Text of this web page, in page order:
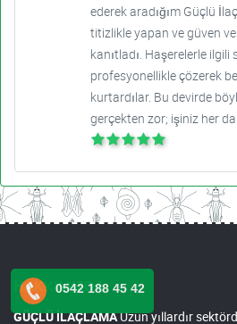
ederek aradığım Güçlü
titizlikle yapan ve güven
kanıtladı. Haşerelerle
profesyonellikle çözerek
kurtardılar. Bu devirde
gerçekten zor; işiniz her
HAKKIMIZDA
GÜÇLÜ İLAÇLAMAUzun yıllardır
0542 188 45 42